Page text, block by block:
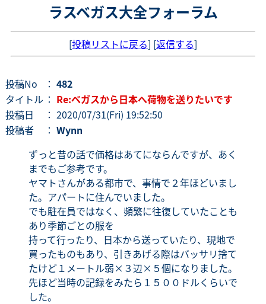
ラスベガス大全フォーラム
[投稿リストに戻る] [返信する]
投稿No ： 482
タイトル ： Re:ベガスから日本へ荷物を送りたいです
投稿日
： 2020/07/31(Fri) 19:52:50
投稿者
： Wynn
ずっと昔の話で価格はあてにならんですが、あく
までもご参考です。
ヤマトさんがある都市で、事情で２年ほどいまし
た。アパートに住んでいました。
でも駐在員ではなく、頻繁に往復していたことも
あり季節ごとの服を
持って行ったり、日本から送っていたり、現地で
買ったものもあり、引きあげる際はバッサリ捨て
たけど１メートル弱×３辺×５個になりました。
先ほど当時の記録をみたら１５００ドルくらいで
した。